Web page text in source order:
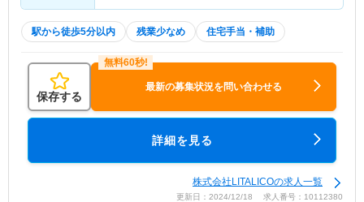
駅から徒歩5分以内 残業少なめ 住宅手当・補助
保存する
最新の募集状況を問い合わせる
詳細を見る
株式会社LITALICOの求人一覧
更新日：2024/12/18 求人番号：10112380